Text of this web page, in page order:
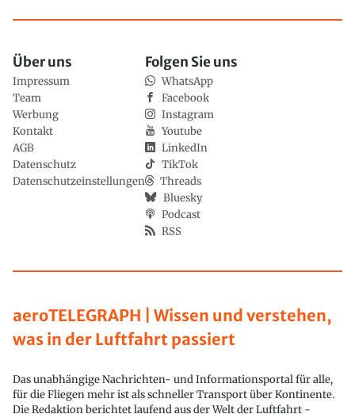
aeroTELEGRAPH | Wissen und verstehen,
was in der Luftfahrt passiert
Das unabhängige Nachrichten- und Informationsportal für alle,
für die Fliegen mehr ist als schneller Transport über Kontinente.
Die Redaktion berichtet laufend aus der Welt der Luftfahrt -
Über uns
Impressum
Team
Werbung
Kontakt
AGB
Datenschutz
Datenschutzeinstellungen
Folgen Sie uns
WhatsApp
Facebook
Instagram
Youtube
LinkedIn
TikTok
Threads
Bluesky
Podcast
RSS